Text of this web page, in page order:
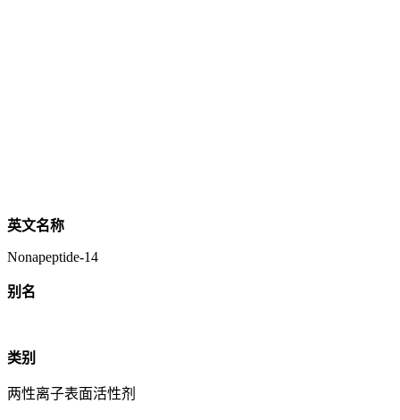
英文名称
Nonapeptide-14
别名
类别
两性离子表面活性剂